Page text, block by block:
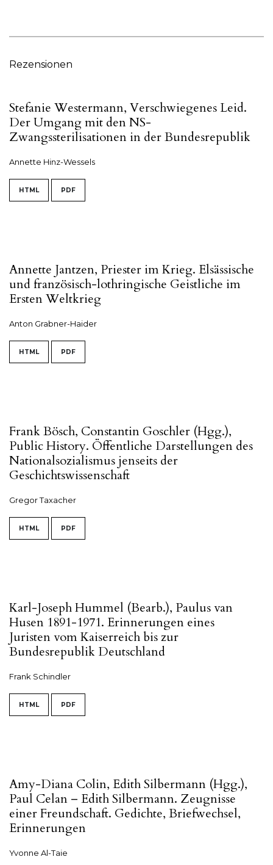
Rezensionen
Stefanie Westermann, Verschwiegenes Leid.
Der Umgang mit den NS-
Zwangssterilisationen in der Bundesrepublik
Annette Hinz-Wessels
HTML PDF
Annette Jantzen, Priester im Krieg. Elsässische
und französisch-lothringische Geistliche im
Ersten Weltkrieg
Anton Grabner-Haider
HTML PDF
Frank Bösch, Constantin Goschler (Hgg.),
Public History. Öffentliche Darstellungen des
Nationalsozialismus jenseits der
Geschichtswissenschaft
Gregor Taxacher
HTML PDF
Karl-Joseph Hummel (Bearb.), Paulus van
Husen 1891-1971. Erinnerungen eines
Juristen vom Kaiserreich bis zur
Bundesrepublik Deutschland
Frank Schindler
HTML PDF
Amy-Diana Colin, Edith Silbermann (Hgg.),
Paul Celan – Edith Silbermann. Zeugnisse
einer Freundschaft. Gedichte, Briefwechsel,
Erinnerungen
Yvonne Al-Taie